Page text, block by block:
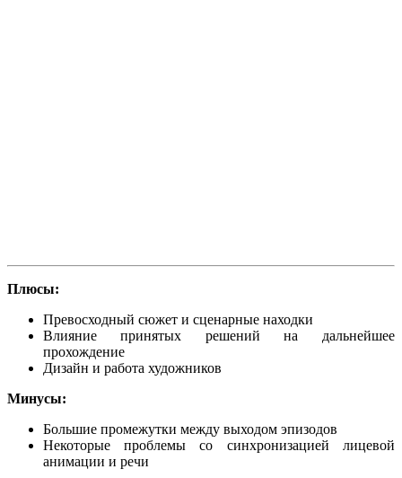
Плюсы:
Превосходный сюжет и сценарные находки
Влияние принятых решений на дальнейшее
прохождение
Дизайн и работа художников
Минусы:
Большие промежутки между выходом эпизодов
Некоторые проблемы со синхронизацией лицевой
анимации и речи